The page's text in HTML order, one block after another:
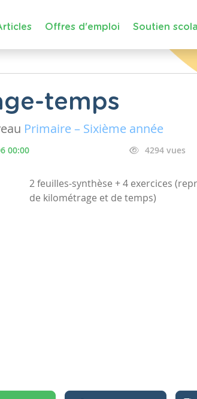
Offres d'emploi Soutien
temps
Primaire – Sixième année
00:00 4294 vues
2 feuilles-synthèse + 4 exercices
de kilométrage et de temps)